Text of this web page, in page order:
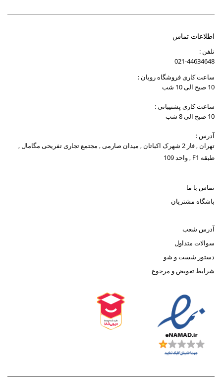
اطلاعات تماس
تلفن :
021-44634648
ساعت کاری فروشگاه روبان :
10 صبح الی 10 شب
ساعت کاری پشتیبانی :
10 صبح الی 8 شب
آدرس :
تهران , فاز 2 شهرک اکباتان , میدان صارمی , مجتمع تجاری تفریحی مگامال ,
طبقه F1 , واحد 109
تماس با ما
باشگاه مشتریان
آدرس شعب
سوالات متداول
دستور شست و شو
شرایط تعویض و مرجوع